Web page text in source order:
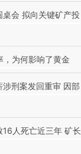
会 拟向关键矿产投
，为何影响了黄金
涉刑案发回重审 因部
人死亡近三年 矿长